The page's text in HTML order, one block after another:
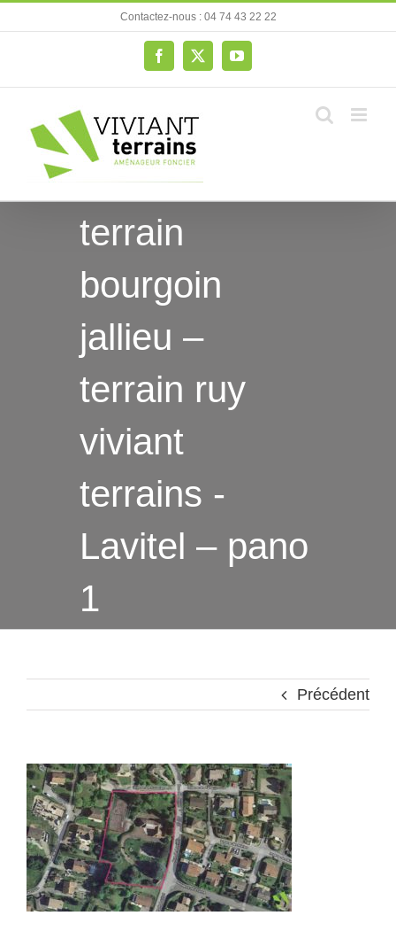
au
Contactez-nous : 04 74 43 22 22
Facebook
X YouTube
terrain
bourgoin
jallieu –
terrain ruy
viviant
terrains -
Lavitel – pano
1
Précédent